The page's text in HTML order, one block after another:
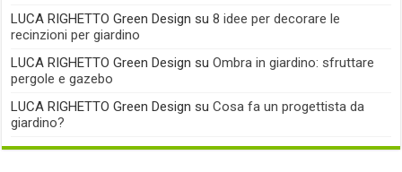
LUCA RIGHETTO Green Design su8 idee per decorare le
recinzioni per giardino
LUCA RIGHETTO Green Design suOmbra in giardino: sfruttare
pergole e gazebo
LUCA RIGHETTO Green Design suCosa fa un progettista da
giardino?